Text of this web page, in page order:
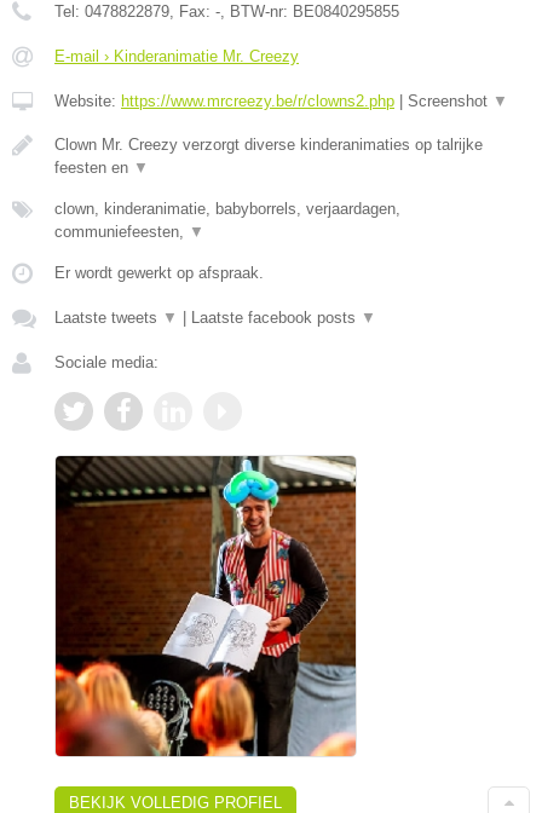
Tel: 0478822879, Fax: -, BTW-nr: BE0840295855
E-mail › Kinderanimatie Mr. Creezy
Website: https://www.mrcreezy.be/r/clowns2.php Screenshot ▼
Clown Mr. Creezy verzorgt diverse kinderanimaties op talrijke
feesten en ▼
clown, kinderanimatie, babyborrels, verjaardagen,
communiefeesten, ▼
Er wordt gewerkt op afspraak.
Laatste tweets ▼ Laatste facebook posts ▼
Sociale media:
BEKIJK VOLLEDIG PROFIEL